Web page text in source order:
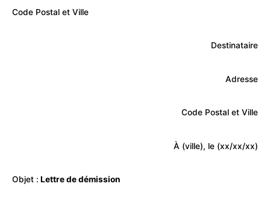
Code Postal et Ville
Destinataire
Adresse
Code Postal et Ville
À (ville), le (xx/xx/xx)
Objet : Lettre de démission